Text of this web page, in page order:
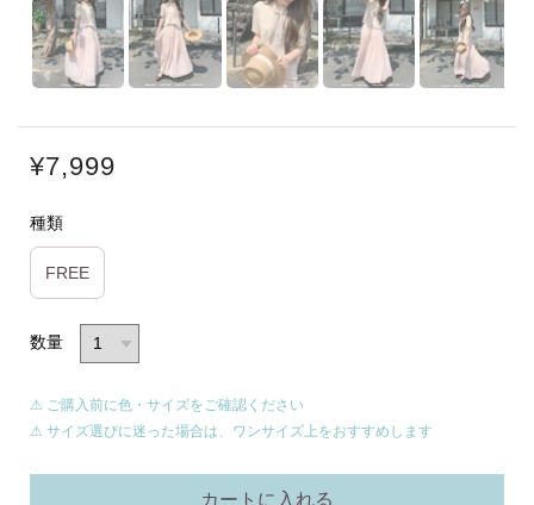
¥7,999
種類
FREE
数量
⚠ ご購入前に色・サイズをご確認ください
⚠ サイズ選びに迷った場合は、ワンサイズ上をおすすめします
カートに入れる